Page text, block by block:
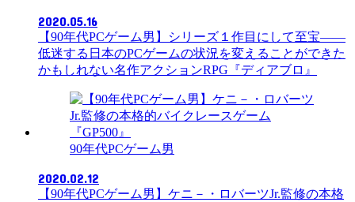
2020.05.16
【90年代PCゲーム男】シリーズ１作目にして至宝――
低迷する日本のPCゲームの状況を変えることができた
かもしれない名作アクションRPG『ディアブロ』
90年代PCゲーム男
2020.02.12
【90年代PCゲーム男】ケニ－・ロバーツJr.監修の本格